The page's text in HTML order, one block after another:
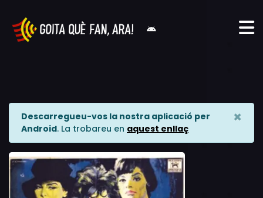
Descarregueu-vos la nostra aplicació per
Android. La trobareu en aquest enllaç
×